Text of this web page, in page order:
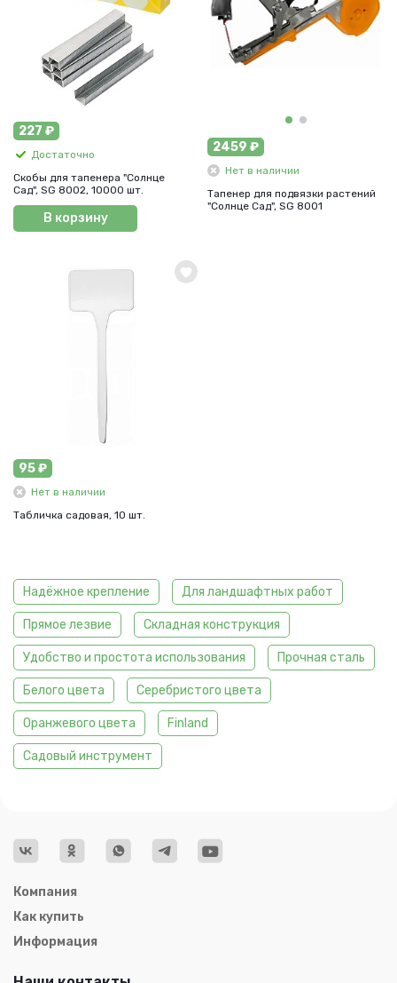
227 ₽
Достаточно
Скобы для тапенера "Солнце
Сад", SG 8002, 10000 шт.
В корзину
2459 ₽
Нет в наличии
Тапенер для подвязки растений
"Солнце Сад", SG 8001
95 ₽
Нет в наличии
Табличка садовая, 10 шт.
Надёжное крепление Для ландшафтных работ
Прямое лезвие Складная конструкция
Удобство и простота использования Прочная сталь
Белого цвета Серебристого цвета
Оранжевого цвета Finland
Садовый инструмент
Компания
Как купить
Информация